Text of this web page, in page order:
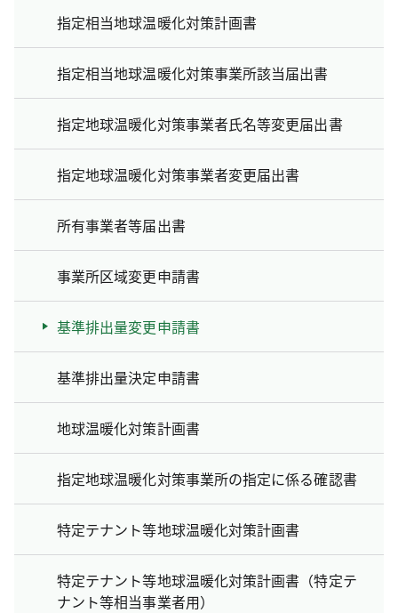
指定相当地球温暖化対策計画書
指定相当地球温暖化対策事業所該当届出書
指定地球温暖化対策事業者氏名等変更届出書
指定地球温暖化対策事業者変更届出書
所有事業者等届出書
事業所区域変更申請書
基準排出量変更申請書
基準排出量決定申請書
地球温暖化対策計画書
指定地球温暖化対策事業所の指定に係る確認書
特定テナント等地球温暖化対策計画書
特定テナント等地球温暖化対策計画書（特定テ
ナント等相当事業者用）